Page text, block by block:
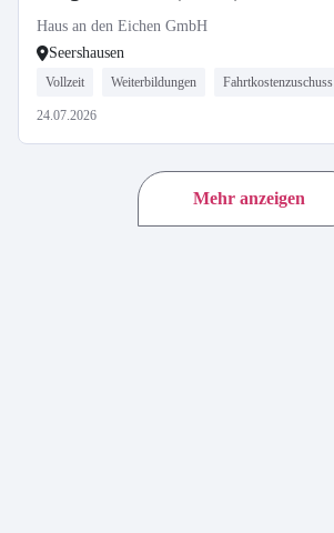
Haus an den Eichen GmbH
Seershausen
Vollzeit Weiterbildungen Fahrtkostenzuschuss
24.07.2026
Mehr anzeigen